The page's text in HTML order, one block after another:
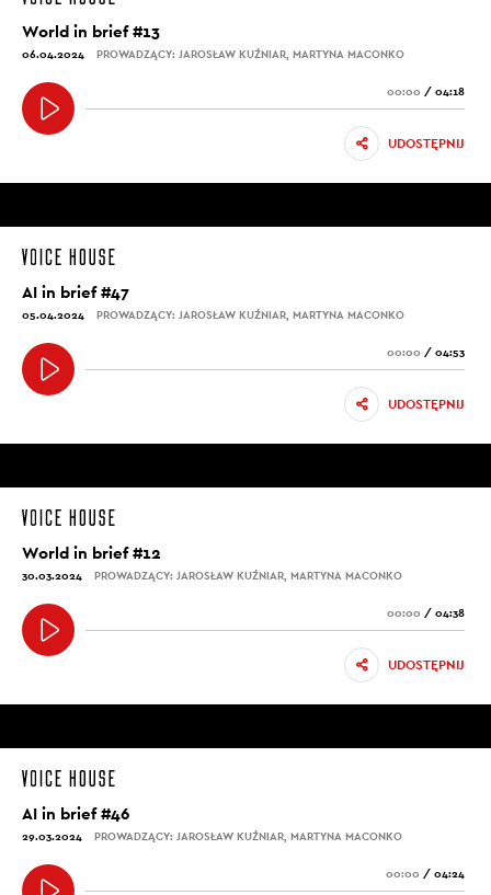
World in brief #13
06.04.2024 PROWADZĄCY: JAROSŁAW KUŹNIAR, MARTYNA MACONKO
00:00 / 04:18
UDOSTĘPNIJ
AI in brief #47
05.04.2024 PROWADZĄCY: JAROSŁAW KUŹNIAR, MARTYNA MACONKO
00:00 / 04:53
UDOSTĘPNIJ
World in brief #12
30.03.2024 PROWADZĄCY: JAROSŁAW KUŹNIAR, MARTYNA MACONKO
00:00 / 04:38
UDOSTĘPNIJ
AI in brief #46
29.03.2024 PROWADZĄCY: JAROSŁAW KUŹNIAR, MARTYNA MACONKO
00:00 / 04:24